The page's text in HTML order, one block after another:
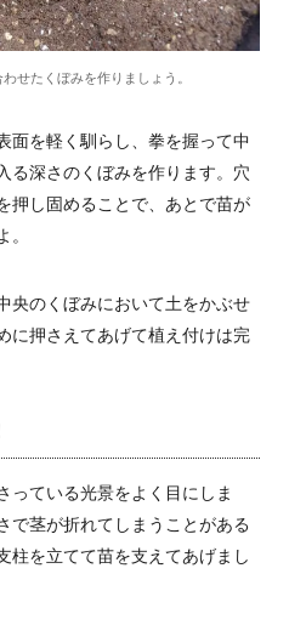
せたくぼみを作りましょう。
面を軽く馴らし、拳を握って中
る深さのくぼみを作ります。穴
押し固めることで、あとで苗が
央のくぼみにおいて土をかぶせ
に押さえてあげて植え付けは完
っている光景をよく目にしま
で茎が折れてしまうことがある
柱を立てて苗を支えてあげまし